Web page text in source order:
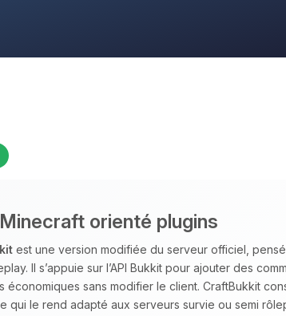
orienté plugins
est une version modifiée du serveur officiel,
Il s’appuie sur l’API Bukkit pour ajouter des
économiques sans modifier le client. CraftBukkit
qui le rend adapté aux serveurs survie ou semi